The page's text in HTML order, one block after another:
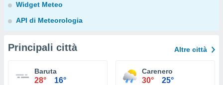
Widget Meteo
API di Meteorologia
Principali città Altre città
Baruta
28° 16°
Carenero
30° 25°